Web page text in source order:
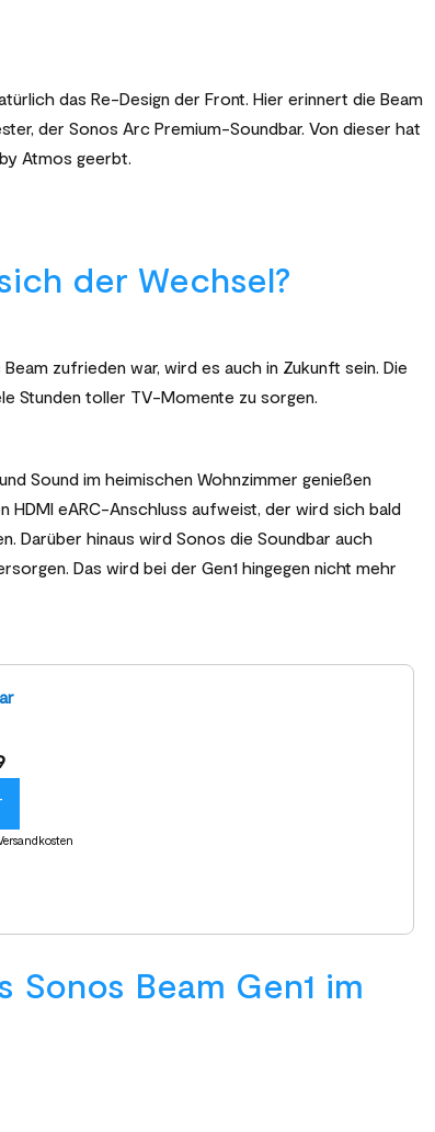
das Re-Design der Front. Hier erinnert die Beam
der Sonos Arc Premium-Soundbar. Von dieser hat
Atmos geerbt.
der Wechsel?
zufrieden war, wird es auch in Zukunft sein. Die
Stunden toller TV-Momente zu sorgen.
Sound im heimischen Wohnzimmer genießen
eARC-Anschluss aufweist, der wird sich bald
Darüber hinaus wird Sonos die Soundbar auch
Das wird bei der Gen1 hingegen nicht mehr
Sonos Beam Gen1 im